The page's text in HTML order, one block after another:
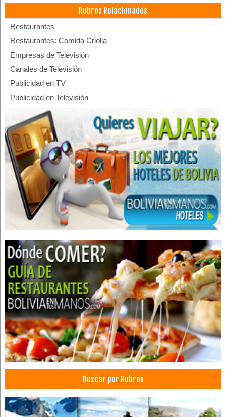
Rubros Relacionados
Restaurantes
Restaurantes: Comida Criolla
Empresas de Televisión
Canales de Televisión
Publicidad en TV
Publicidad en Televisión
Televisión
Marroquinerías
Calzados
Zapatos, Fábricas de
Zapatos: Maquinarias, Materiales
Cuero, Prendas de Vestir
Cuero, Curtiembres
Calzados Industriales
Industrias Textiles
Ropa Industrial
Ropa
Ropa de Trabajo
Imprentas
Gigantografías
Agencias de Publicidad
Publicidad Exterior
Diseño Gráfico
Publicidad, Agencias de
Productoras de Publicidad
Packaging farmacéutico
Buscar por Rubros